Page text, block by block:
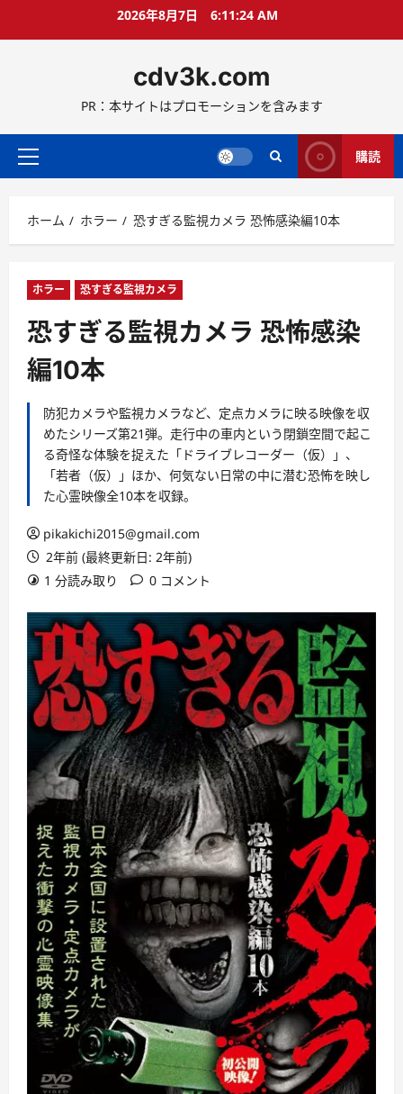
ス
ッ
2026年8月7日 6:11:25 AM
cdv3k.com
PR：本サイトはプロモーションを含みます
メ
メ
ニ
ー
購読
ホーム ホラー 恐すぎる監視カメラ 恐怖感染編10本
ホラー 恐すぎる監視カメラ
恐すぎる監視カメラ 恐怖感染
編10本
防犯カメラや監視カメラなど、定点カメラに映る映像を収
めたシリーズ第21弾。走行中の車内という閉鎖空間で起こ
る奇怪な体験を捉えた「ドライブレコーダー（仮）」、
「若者（仮）」ほか、何気ない日常の中に潜む恐怖を映し
た心霊映像全10本を収録。
pikakichi2015@gmail.com
2年前 (最終更新日: 2年前)
1 分読み取り
0 コメント